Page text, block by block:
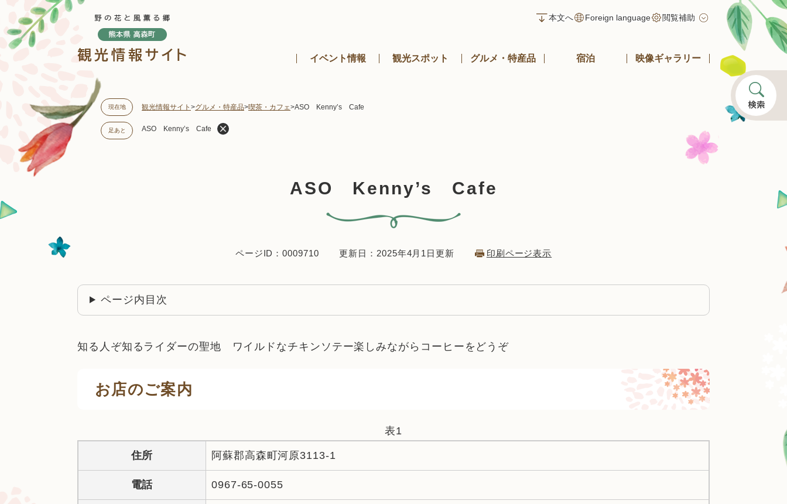
ジ
の
本文へ
Foreign language 閲覧補助
イベント情報 観光スポット グルメ・特産品 宿泊 映像ギャラリー
現在地 観光情報サイト >グルメ・特産品>喫茶・カフェ>ASO Kenny’s Cafe
足あと ASO Kenny’s Cafe
ASO Kenny’s Cafe
ページID：0009710 更新日：2025年4月1日更新 印刷ページ表示
ページ内目次
知る人ぞ知るライダーの聖地 ワイルドなチキンソテー楽しみながらコーヒーをどうぞ
お店のご案内
表1
住所 阿蘇郡高森町河原3113-1
電話 0967-65-0055